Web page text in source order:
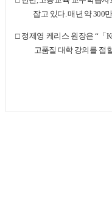
잡고 있다.매년 약300
□ 정제영 케리스 원장은“ 「
고품질 대학 강의를 접